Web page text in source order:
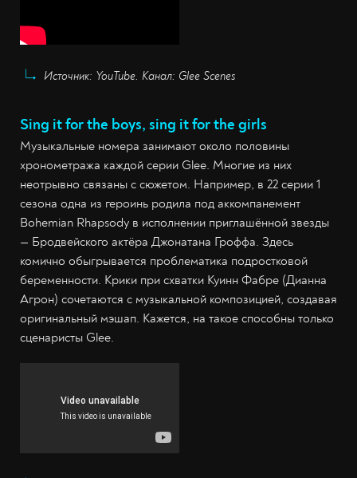
Источник: YouTube. Канал: Glee Scenes
Sing it for the boys, sing it for the girls
Музыкальные номера занимают около половины
хронометража каждой серии Glee. Многие из них
неотрывно связаны с сюжетом. Например, в 22 серии 1
сезона одна из героинь родила под аккомпанемент
Bohemian Rhapsody в исполнении приглашённой звезды
— Бродвейского актёра Джонатана Гроффа. Здесь
комично обыгрывается проблематика подростковой
беременности. Крики при схватки Куинн Фабре (Дианна
Агрон) сочетаются с музыкальной композицией, создавая
оригинальный мэшап. Кажется, на такое способны только
сценаристы Glee.